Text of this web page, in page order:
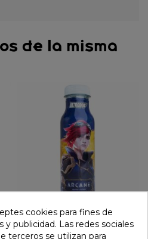
de la misma
Bebida agua con zumo
de frutas tropicales VI
cookies para fines de
publicidad. Las redes sociales
terceros se utilizan para